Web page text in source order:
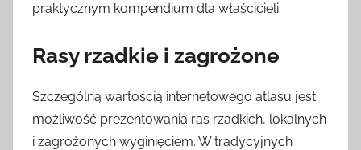
praktycznym kompendium dla właścicieli.
Rasy rzadkie i zagrożone
Szczególną wartością internetowego atlasu jest
możliwość prezentowania ras rzadkich, lokalnych
i zagrożonych wyginięciem. W tradycyjnych